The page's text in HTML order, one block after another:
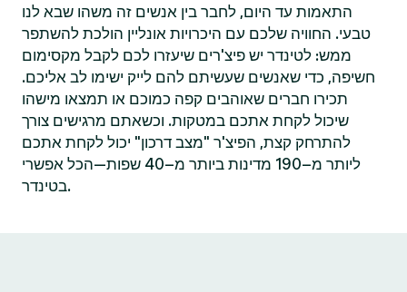
התאמות עד היום, לחבר בין אנשים זה משהו שבא לנו
טבעי. החוויה שלכם עם היכרויות אונליין הולכת להשתפר
ממש: לטינדר יש פיצ'רים שיעזרו לכם לקבל מקסימום
חשיפה, כדי שאנשים שעשיתם להם לייק ישימו לב אליכם.
תכירו חברים שאוהבים קפה כמוכם או תמצאו מישהו
שיכול לקחת אתכם במטקות. וכשאתם מרגישים צורך
להתרחק קצת, הפיצ'ר "מצב דרכון" יכול לקחת אתכם
ליותר מ–190 מדינות ביותר מ–40 שפות—הכל אפשרי
בטינדר.